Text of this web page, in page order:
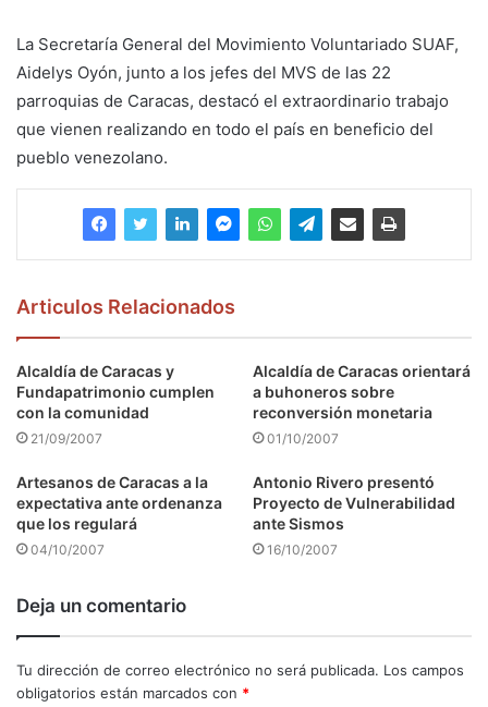
La Secretaría General del Movimiento Voluntariado SUAF,
Aidelys Oyón, junto a los jefes del MVS de las 22
parroquias de Caracas, destacó el extraordinario trabajo
que vienen realizando en todo el país en beneficio del
pueblo venezolano.
Articulos Relacionados
Alcaldía de Caracas y
Fundapatrimonio cumplen
con la comunidad
21/09/2007
Alcaldía de Caracas orientará
a buhoneros sobre
reconversión monetaria
01/10/2007
Artesanos de Caracas a la
expectativa ante ordenanza
que los regulará
04/10/2007
Antonio Rivero presentó
Proyecto de Vulnerabilidad
ante Sismos
16/10/2007
Deja un comentario
Tu dirección de correo electrónico no será publicada. Los campos
obligatorios están marcados con *